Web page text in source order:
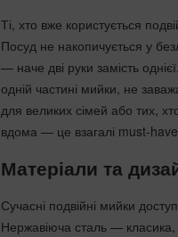
Ті, хто вже користується
Посуд не накопичується у
— наче дві руки замість
одній частині мийки, не
для великих сімей або тих,
вдома — це взагалі must-
Матеріали та
Сучасні подвійні мийки
Нержавіюча сталь — класика,